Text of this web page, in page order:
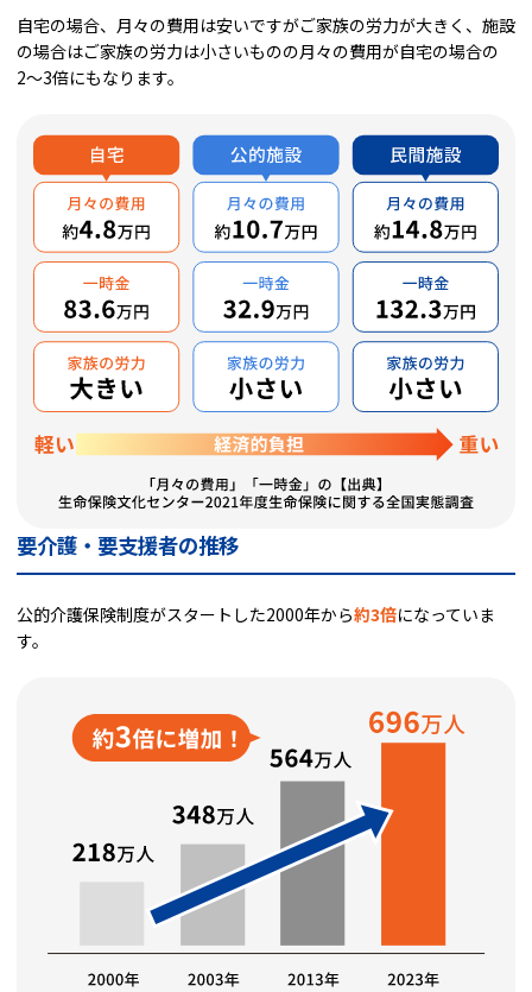
自宅の場合、月々の費用は安いですがご家族の労力が大きく、施設
の場合はご家族の労力は小さいものの月々の費用が自宅の場合の
2〜3倍にもなります。
要介護・要支援者の推移
公的介護保険制度がスタートした2000年から約3倍になっていま
す。